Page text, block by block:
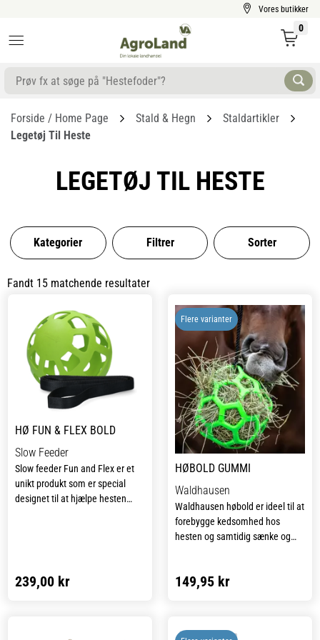
Vores butikker
0
Forside / Home Page Stald & Hegn
Staldartikler
Legetøj Til Heste
LEGETØJ TIL HESTE
Kategorier Filtrer Sorter
Fandt 15 matchende resultater
HØ FUN & FLEX BOLD
Slow Feeder
Slow feeder Fun and Flex er et
unikt produkt som er special
designet til at hjælpe hesten
Den er let at fylde med hø og
239,00 kr
Flere varianter
HØBOLD GUMMI
Waldhausen
Waldhausen høbold er ideel til at
forebygge kedsomhed hos
hesten og samtidig sænke og
særligt skånsom for maven og
149,95 kr